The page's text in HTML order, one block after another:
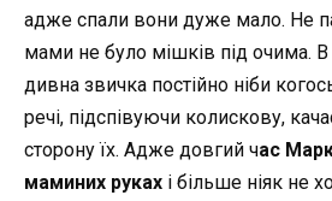
адже спали вони дуже мало. Не
мами не було мішків під очима. В
дивна звичка постійно ніби
речі, підспівуючи колискову,
сторону їх. Адже довгий час
маминих руках і більше ніяк не